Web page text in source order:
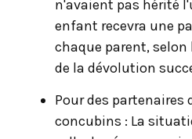
n'avaient pas hérité
enfant recevra une
chaque parent,
de la dévolution
Pour des partenaires
concubins : La